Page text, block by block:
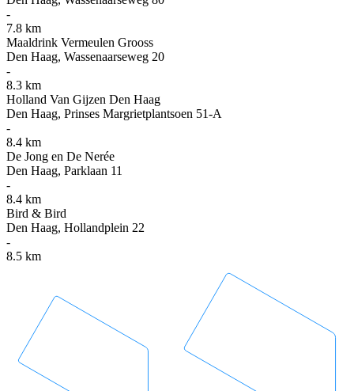
-
7.8 km
Maaldrink Vermeulen Grooss
Den Haag, Wassenaarseweg 20
-
8.3 km
Holland Van Gijzen Den Haag
Den Haag, Prinses Margrietplantsoen 51-A
-
8.4 km
De Jong en De Nerée
Den Haag, Parklaan 11
-
8.4 km
Bird & Bird
Den Haag, Hollandplein 22
-
8.5 km